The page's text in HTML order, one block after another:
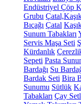
Endüstriyel Çöp
Grubu
Bıçağı Çatal
Sunum Tabakları
Servis Maşa Seti
Kürdanlık
Sepeti Pasta
Bardağı Su
Bardak Seti Bira
Sunumu Sütlük
Tabakları Çay